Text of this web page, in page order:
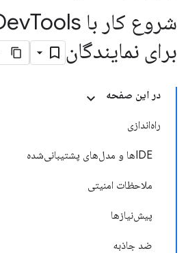
شروع کار با Chrome Dev Tools
برای نمایندگان
در این صفحه
راه‌اندازی
IDEها و مدل‌های پشتیبانی‌شده
ملاحظات امنیتی
پیش‌نیازها
ضد جاذبه